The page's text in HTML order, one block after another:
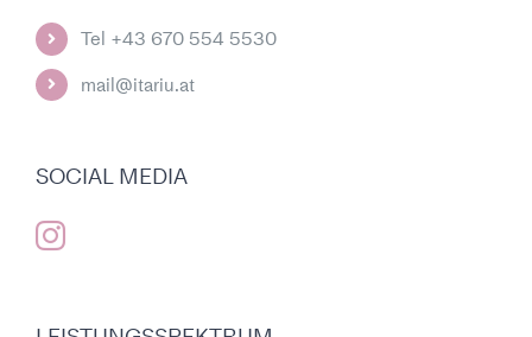
Tel +43 670 554 5530
mail@itariu.at
SOCIAL MEDIA